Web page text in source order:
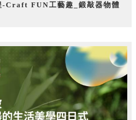
-Craft FUN工藝趣_鍛敲器物體